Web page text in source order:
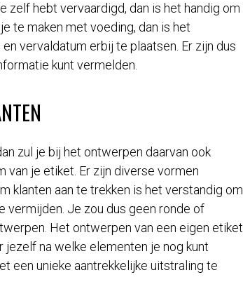
hebt vervaardigd, dan is het handig om
te maken met voeding, dan is het
vervaldatum erbij te plaatsen. Er zijn dus
kunt vermelden.
zul je bij het ontwerpen daarvan ook
van je etiket. Er zijn diverse vormen
klanten aan te trekken is het verstandig om
vermijden. Je zou dus geen ronde of
Het ontwerpen van een eigen etiket
jezelf na welke elementen je nog kunt
een unieke aantrekkelijke uitstraling te